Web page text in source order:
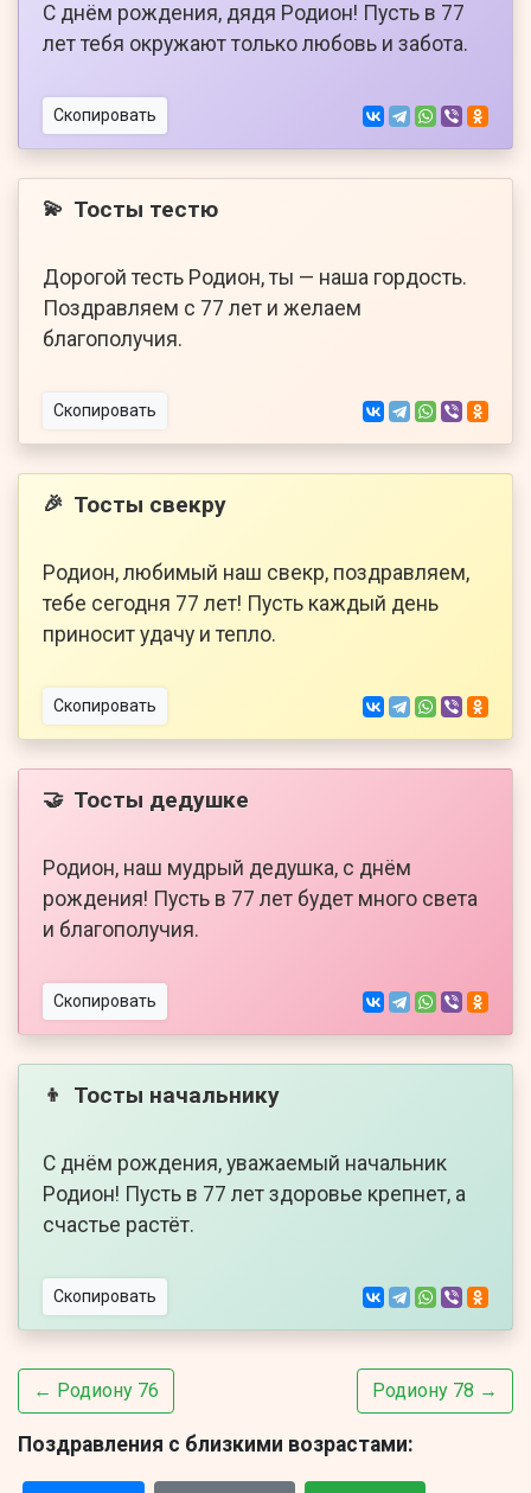
С днём рождения, дядя Родион! Пусть в 77
лет тебя окружают только любовь и забота.
Скопировать
💫 Тосты тестю
Дорогой тесть Родион, ты — наша гордость.
Поздравляем с 77 лет и желаем
благополучия.
Скопировать
🎉 Тосты свекру
Родион, любимый наш свекр, поздравляем,
тебе сегодня 77 лет! Пусть каждый день
приносит удачу и тепло.
Скопировать
🤝 Тосты дедушке
Родион, наш мудрый дедушка, с днём
рождения! Пусть в 77 лет будет много света
и благополучия.
Скопировать
👦 Тосты начальнику
С днём рождения, уважаемый начальник
Родион! Пусть в 77 лет здоровье крепнет, а
счастье растёт.
Скопировать
← Родиону 76 Родиону 78 →
Поздравления с близкими возрастами: